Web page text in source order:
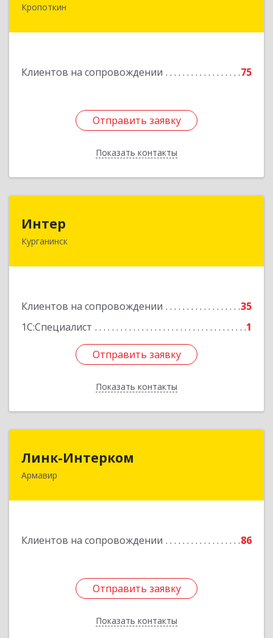
Кропоткин
Клиентов на сопровождении 75
Отправить заявку
Показать контакты
352395, Краснодарский край, Кавказский р-н,
Отправить заявку
Назад
Интер
Курганинск
Клиентов на сопровождении
35
1С:Специалист
1
Отправить заявку
Показать контакты
352430, Краснодарский край, Курганинск г,
Отправить заявку
Назад
Линк-Интерком
Армавир
Клиентов на сопровождении 86
Отправить заявку
Показать контакты
Подробнее
Отправить заявку
Назад